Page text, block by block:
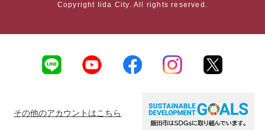
Copyright Iida City. All rights reserved.
その他のアカウントはこちら